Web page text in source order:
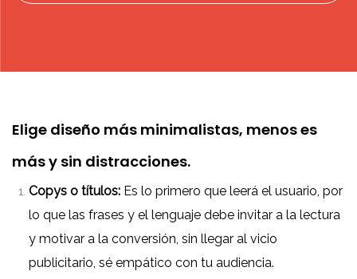
Elige diseño más minimalistas, menos es
más y sin distracciones.
Copys o títulos: Es lo primero que leerá el usuario, por
lo que las frases y el lenguaje debe invitar a la lectura
y motivar a la conversión, sin llegar al vicio
publicitario, sé empático con tu audiencia.